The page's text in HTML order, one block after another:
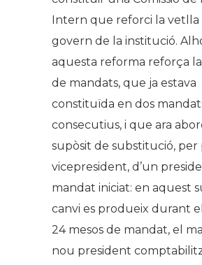
Intern que reforci la vetlla
govern de la institució.
aquesta reforma reforça
de mandats, que ja estava
constituïda en dos
consecutius, i que ara
supòsit de substitució, per
vicepresident, d’un
mandat iniciat: en aquest
canvi es produeix durant
24 mesos de mandat, el
nou president